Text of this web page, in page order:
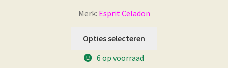
Merk: Esprit Celadon
Opties selecteren
6 op voorraad